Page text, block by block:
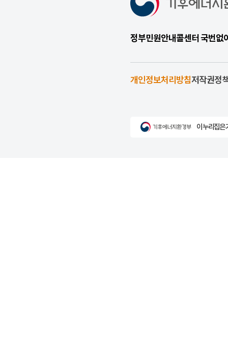
정부민원안내콜센터 국번
개인정보처리방침저작권정
이 누리집은